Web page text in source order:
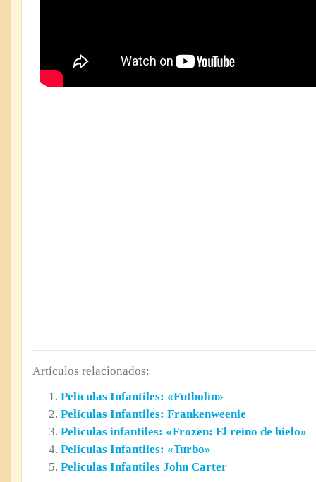
Artículos relacionados:
Películas Infantiles: «Futbolín»
Películas Infantiles: Frankenweenie
Películas infantiles: «Frozen: El reino de hielo»
Películas Infantiles: «Turbo»
Películas Infantiles John Carter